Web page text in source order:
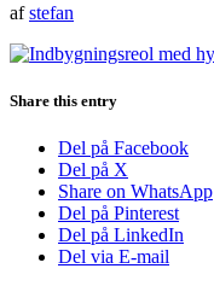
afstefan
Share this entry
Del på Facebook
Del på X
Share on WhatsApp
Del på Pinterest
Del på LinkedIn
Del via E-mail